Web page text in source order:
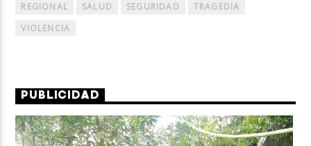
REGIONAL
SALUD SEGURIDAD
TRAGEDIA
VIOLENCIA
PUBLICIDAD